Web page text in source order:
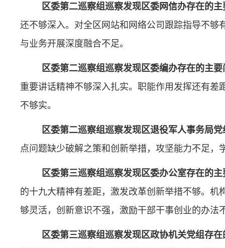
区委第二巡察组巡察发现区委网信办存在的
还不够深入。对全区网站和网络公司跟踪指导不
与业务开展深度融合不足。
区委第二巡察组巡察发现区委编办存在的主
重要讲话精神不够深入扎实。职能作用发挥还有
不够实。
区委第二巡察组巡察发现区退役军人事务局
点问题缺少破解之策和创新举措，攻坚能力不足
区委第三巡察组巡察发现区委办公室存在的
的十九大精神有差距，激发改革创新举措不够。
够灵活，创新意识不强，激励干部干事创业的办法
区委第三巡察组巡察发现区政协机关党组存